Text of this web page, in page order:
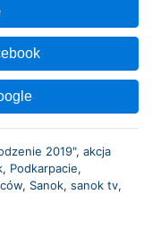
2019", akcja
, Podkarpacie,
, Sanok, sanok tv,